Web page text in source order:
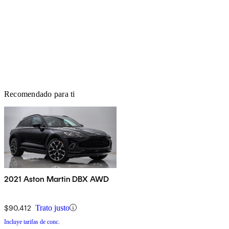
Recomendado para ti
2021 Aston Martin DBX AWD
$90,412 Trato justo
Incluye tarifas de conc.